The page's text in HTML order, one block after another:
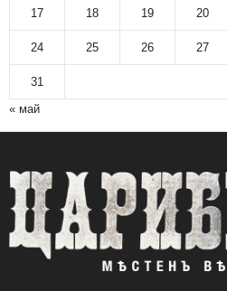
17 18 19 20
24 25 26 27
31
« май